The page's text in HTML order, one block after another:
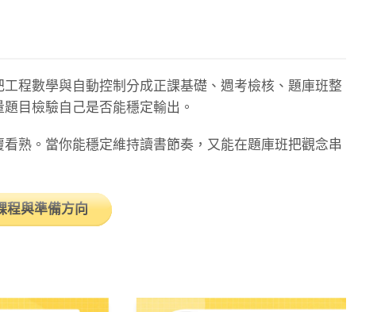
程數學與自動控制分成正課基礎、週考檢核、題庫班整
目檢驗自己是否能穩定輸出。
熟。當你能穩定維持讀書節奏，又能在題庫班把觀念串
程與準備方向